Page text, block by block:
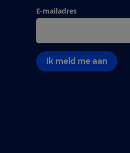
E-mailadres
Ik meld me aan